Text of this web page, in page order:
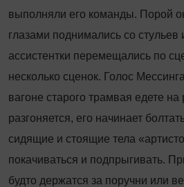
выполняли его команды. Порой
глазами поднимались со
ассистентки перемещались по
несколько сценок. Голос
вагоне старого трамвая едете на
разгоняется, его начинает
сидящие и стоящие тела
покачиваться и подпрыгивать.
будто держатся за поручни или